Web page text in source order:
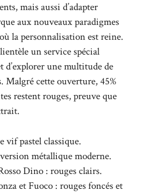
mais aussi d’adapter
aux nouveaux paradigmes
la personnalisation est reine.
un service spécial
une multitude de
cette ouverture, 45%
restent rouges, preuve que
vif pastel classique.
métallique moderne.
Dino : rouges clairs.
et Fuoco : rouges foncés et